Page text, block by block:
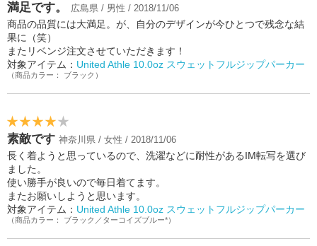
満足です。 広島県 / 男性 / 2018/11/06
商品の品質には大満足。が、自分のデザインが今ひとつで残念な結
果に（笑）
またリベンジ注文させていただきます！
対象アイテム： United Athle 10.0oz スウェットフルジップパーカー
（商品カラー： ブラック）
素敵です 神奈川県 / 女性 / 2018/11/06
長く着ようと思っているので、洗濯などに耐性があるIM転写を選び
ました。
使い勝手が良いので毎日着てます。
またお願いしようと思います。
対象アイテム： United Athle 10.0oz スウェットフルジップパーカー
（商品カラー： ブラック／ターコイズブルー*）